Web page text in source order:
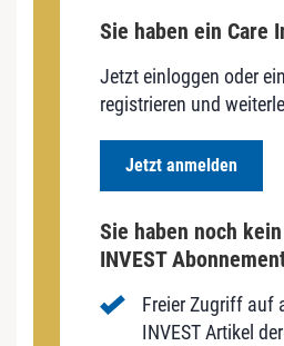
Sie haben ein Care
Jetzt einloggen oder
registrieren und
Jetzt anmelden
Sie haben noch kein
INVEST
Freier Zugriff auf
INVEST Artikel